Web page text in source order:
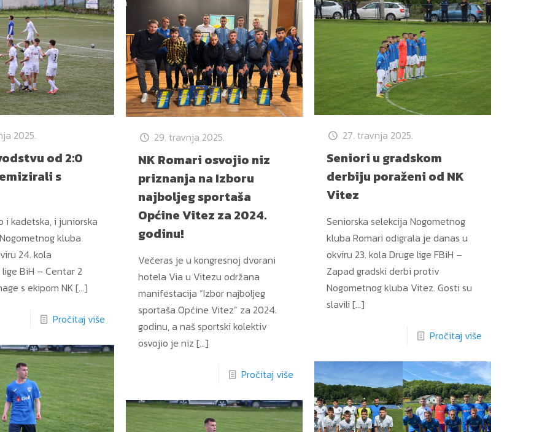
2025.
od 2:0
s
i kadetska, i juniorska
kluba
24. kola
BiH – Centar 2
s ekipom NK[…]
Pročitaj više
27. travnja 2025.
Seniori u gradskom
derbiju poraženi od NK
Vitez
Seniorska selekcija Nogometnog
kluba Romari odigrala je danas u
okviru 23. kola Druge lige FBiH –
Zapad gradski derbi protiv
Nogometnog kluba Vitez. Gosti su
slavili […]
Pročitaj više
29. travnja 2025.
NK Romari osvojio niz
priznanja na Izboru
najboljeg sportaša
Općine Vitez za 2024.
godinu!
Večeras je u kongresnoj dvorani
hotela Via u Vitezu održana
manifestacija “Izbor najboljeg
sportaša Općine Vitez” za 2024.
godinu, a naš sportski kolektiv
osvojio je niz […]
Pročitaj više